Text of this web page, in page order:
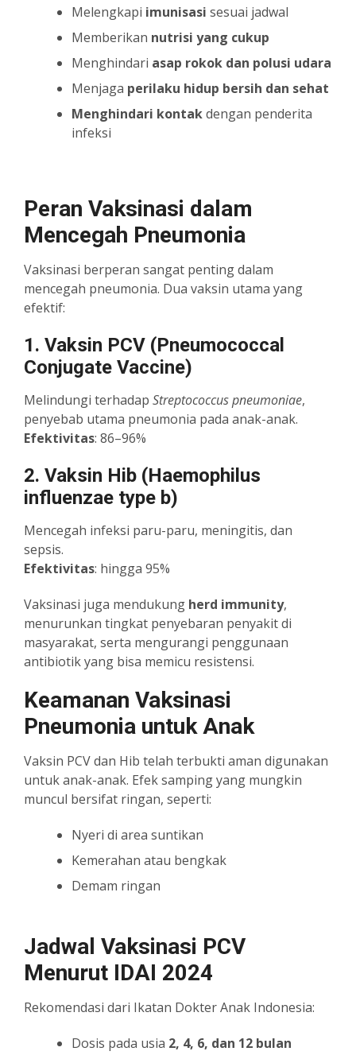
Melengkapi imunisasi sesuai jadwal
Memberikan nutrisi yang cukup
Menghindari asap rokok dan polusi udara
Menjaga perilaku hidup bersih dan sehat
Menghindari kontakdengan penderita
infeksi
Peran Vaksinasi dalam
Mencegah Pneumonia
Vaksinasi berperan sangat penting dalam
mencegah pneumonia. Dua vaksin utama yang
efektif:
1. Vaksin PCV (Pneumococcal
Conjugate Vaccine)
Melindungi terhadap Streptococcus pneumoniae,
penyebab utama pneumonia pada anak-anak.
Efektivitas: 86–96%
2. Vaksin Hib (Haemophilus
influenzae type b)
Mencegah infeksi paru-paru, meningitis, dan
sepsis.
Efektivitas: hingga 95%
Vaksinasi juga mendukung herd immunity,
menurunkan tingkat penyebaran penyakit di
masyarakat, serta mengurangi penggunaan
antibiotik yang bisa memicu resistensi.
Keamanan Vaksinasi
Pneumonia untuk Anak
Vaksin PCV dan Hib telah terbukti aman digunakan
untuk anak-anak. Efek samping yang mungkin
muncul bersifat ringan, seperti:
Nyeri di area suntikan
Kemerahan atau bengkak
Demam ringan
Jadwal Vaksinasi PCV
Menurut IDAI 2024
Rekomendasi dari Ikatan Dokter Anak Indonesia:
Dosis pada usia 2, 4, 6, dan 12 bulan